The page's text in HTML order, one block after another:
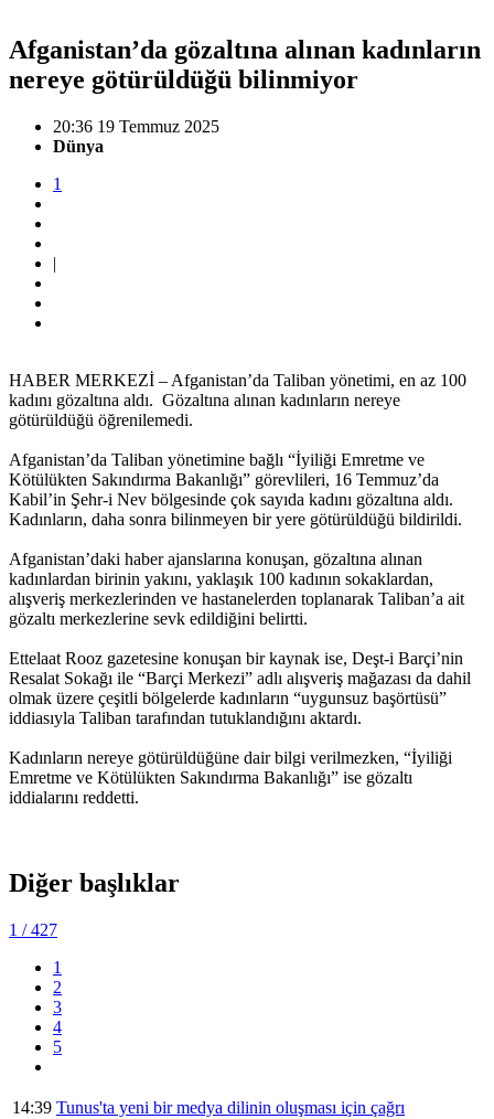
Afganistan’da gözaltına alınan kadınların
nereye götürüldüğü bilinmiyor
20:36 19 Temmuz 2025
Dünya
1
|
HABER MERKEZİ – Afganistan’da Taliban yönetimi, en az 100
kadını gözaltına aldı. Gözaltına alınan kadınların nereye
götürüldüğü öğrenilemedi.
Afganistan’da Taliban yönetimine bağlı “İyiliği Emretme ve
Kötülükten Sakındırma Bakanlığı” görevlileri, 16 Temmuz’da
Kabil’in Şehr-i Nev bölgesinde çok sayıda kadını gözaltına aldı.
Kadınların, daha sonra bilinmeyen bir yere götürüldüğü bildirildi.
Afganistan’daki haber ajanslarına konuşan, gözaltına alınan
kadınlardan birinin yakını, yaklaşık 100 kadının sokaklardan,
alışveriş merkezlerinden ve hastanelerden toplanarak Taliban’a ait
gözaltı merkezlerine sevk edildiğini belirtti.
Ettelaat Rooz gazetesine konuşan bir kaynak ise, Deşt-i Barçi’nin
Resalat Sokağı ile “Barçi Merkezi” adlı alışveriş mağazası da dahil
olmak üzere çeşitli bölgelerde kadınların “uygunsuz başörtüsü”
iddiasıyla Taliban tarafından tutuklandığını aktardı.
Kadınların nereye götürüldüğüne dair bilgi verilmezken, “İyiliği
Emretme ve Kötülükten Sakındırma Bakanlığı” ise gözaltı
iddialarını reddetti.
Diğer başlıklar
1 / 427
1
2
3
4
5
14:39 Tunus'ta yeni bir medya dilinin oluşması için çağrı